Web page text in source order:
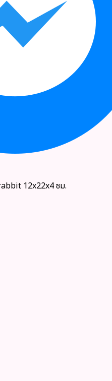
12x22x4 ซม.